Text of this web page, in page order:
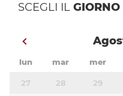
SCEGLI IL GIORNO
lun mar mer
27 28 29